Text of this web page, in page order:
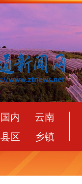
国内
云南
县区 乡镇